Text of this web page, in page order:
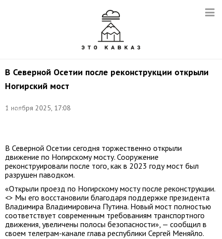
В Северной Осетии после реконструкции открыли
Ногирский мост
1 ноября 2025, 17:08
соцсети
В Северной Осетии сегодня торжественно открыли
движение по Ногирскому мосту. Сооружение
реконструировали после того, как в 2023 году мост был
разрушен паводком.
«Открыли проезд по Ногирскому мосту после реконструкции.
<> Мы его восстановили благодаря поддержке президента
Владимира Владимировича Путина. Новый мост полностью
соответствует современным требованиям транспортного
движения, увеличены полосы безопасности», — сообщил в
своем телеграм-канале глава республики Сергей Меняйло.